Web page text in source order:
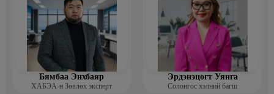
Бямбаа Энхбаяр
ХАБЭА-н Зөвлөх эксперт
Эрдэнэцогт Уянга
Солонгос хэлний багш